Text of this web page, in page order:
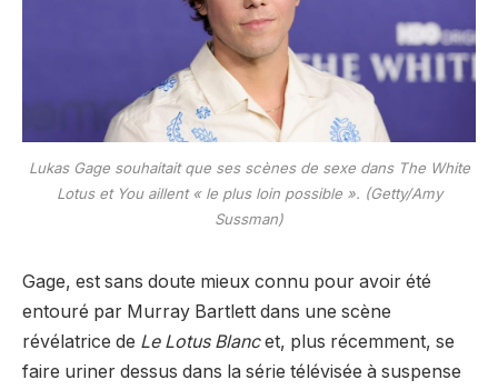
Lukas Gage souhaitait que ses scènes de sexe dans The White
Lotus et You aillent « le plus loin possible ». (Getty/Amy
Sussman)
Gage, est sans doute mieux connu pour avoir été
entouré par Murray Bartlett dans une scène
révélatrice de Le Lotus Blancet, plus récemment, se
faire uriner dessus dans la série télévisée à suspense